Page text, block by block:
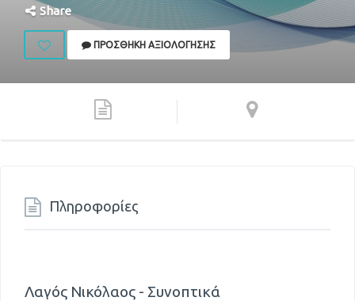
Share
ΠΡΟΣΘΉΚΗ ΑΞΙΟΛΌΓΗΣΗΣ
Πληροφορίες
Λαγός Νικόλαος - Συνοπτικά